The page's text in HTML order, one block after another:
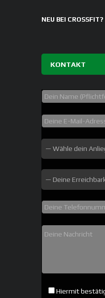
NEU BEI CROSSFIT?
KONTAKT
Hiermit